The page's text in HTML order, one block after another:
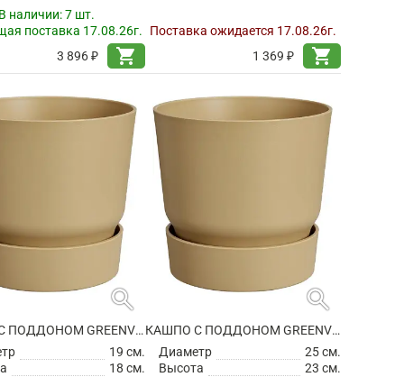
наличии:7 шт.
поставка 17.08.26г.
3 896 ₽
shopping_cart
Поставка ожидается 17.08.26г.
1 369 ₽
shopping_cart
search
КАШПО С ПОДДОНОМ GREENVILLE ROUND GOLDEN SAND
19 см.
18 см.
search
КАШПО С ПОДДОНОМ GREENVILLE ROUND GOLDEN SAND
Диаметр
25 см.
Высота
23 см.